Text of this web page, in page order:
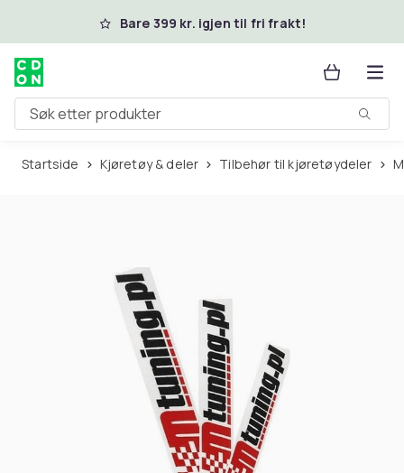
Hopp til hovedinnholdBare 399 kr. igjen til fri frakt!
Søk etter produkter
Startside Kjøretøy & deler Tilbehør til kjøretøydeler